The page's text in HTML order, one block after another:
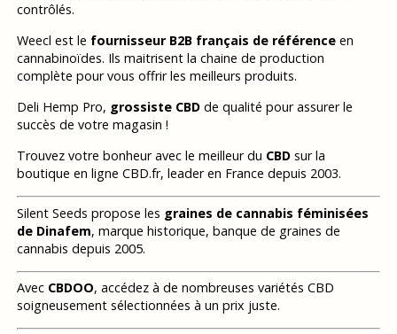
contrôlés.
Weecl est le fournisseur B2B français de référenceen
cannabinoïdes. Ils maitrisent la chaine de production
complète pour vous offrir les meilleurs produits.
Deli Hemp Pro, grossiste CBDde qualité pour assurer le
succès de votre magasin !
Trouvez votre bonheur avec le meilleur du CBDsur la
boutique en ligne CBD.fr, leader en France depuis 2003.
Silent Seeds propose les graines de cannabis féminisées
de Dinafem, marque historique, banque de graines de
cannabis depuis 2005.
Avec CBDOO, accédez à de nombreuses variétés CBD
soigneusement sélectionnées à un prix juste.